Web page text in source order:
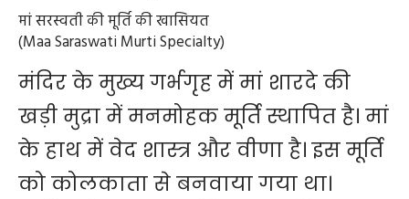
मां सरस्वती की मूर्ति की खासियत
(Maa Saraswati Murti Specialty)
मंदिर के मुख्य गर्भगृह में मां शारदे की
खड़ी मुद्रा में मनमोहक मूर्ति स्थापित है। मां
के हाथ में वेद शास्त्र और वीणा है। इस मूर्ति
को कोलकाता से बनवाया गया था।